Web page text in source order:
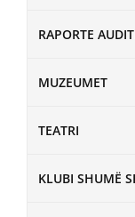
RAPORTE
MUZEUMET
TEATRI
KLUBI SHUMË